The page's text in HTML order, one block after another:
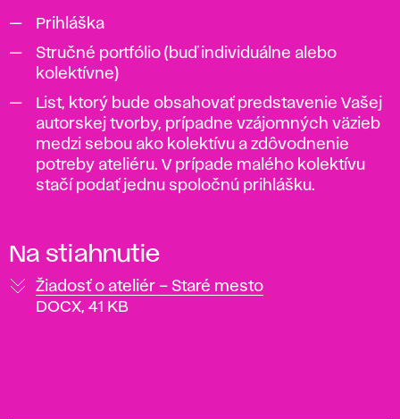
Prihláška
Stručné portfólio (buď individuálne alebo
kolektívne)
List, ktorý bude obsahovať predstavenie Vašej
autorskej tvorby, prípadne vzájomných väzieb
medzi sebou ako kolektívu a zdôvodnenie
potreby ateliéru. V prípade malého kolektívu
stačí podať jednu spoločnú prihlášku.
Na stiahnutie
Žiadosť o ateliér – Staré mesto
DOCX, 41 KB